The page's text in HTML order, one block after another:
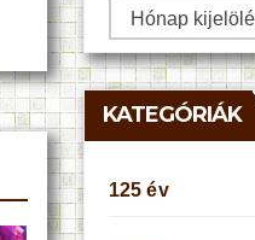
Archívum
KATEGÓRIÁK
125 év